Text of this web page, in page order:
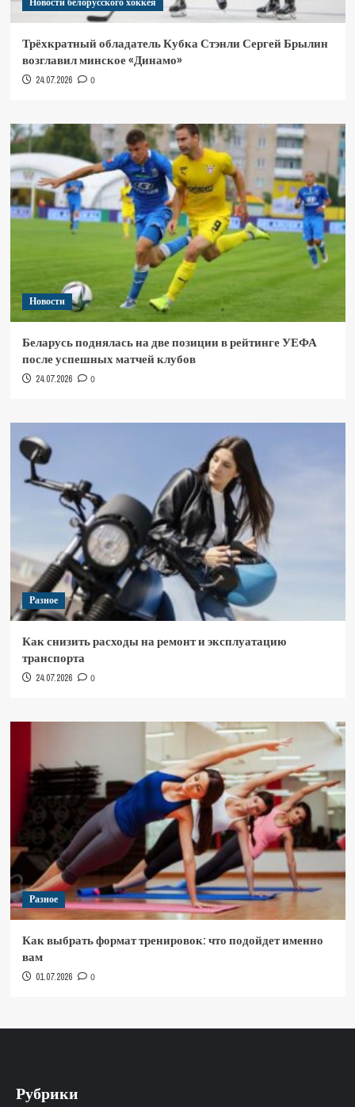
Новости белорусского хоккея
Трёхкратный обладатель Кубка Стэнли Сергей Брылин
возглавил минское «Динамо»
24.07.2026 0
Новости
Беларусь поднялась на две позиции в рейтинге УЕФА
после успешных матчей клубов
24.07.2026 0
Разное
Как снизить расходы на ремонт и эксплуатацию
транспорта
24.07.2026 0
Разное
Как выбрать формат тренировок: что подойдет именно
вам
01.07.2026 0
Рубрики